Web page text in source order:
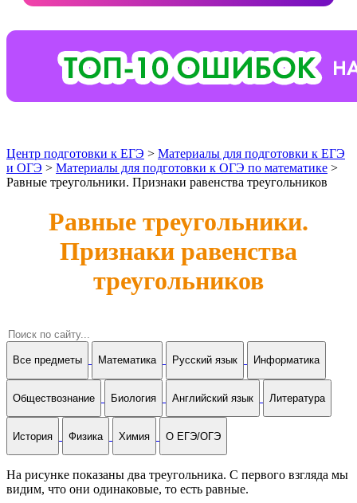
Центр подготовки к ЕГЭ > Материалы для подготовки к ЕГЭ
и ОГЭ > Материалы для подготовки к ОГЭ по математике >
Равные треугольники. Признаки равенства треугольников
Равные треугольники.
Признаки равенства
треугольников
Все предметы Математика Русский язык Информатика
Обществознание Биология Английский язык Литература
История Физика Химия О ЕГЭ/ОГЭ
На рисунке показаны два треугольника. С первого взгляда мы
видим, что они одинаковые, то есть равные.